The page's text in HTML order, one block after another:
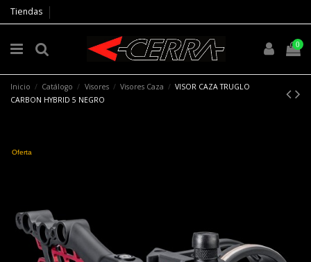
Tiendas
0
Inicio Catálogo Visores Visores Caza
VISOR CAZA TRUGLO
CARBON HYBRID 5 NEGRO
Oferta